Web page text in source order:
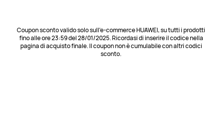
Coupon sconto valido solo sull’e-commerce HUAWEI, su tutti i prodotti
fino alle ore 23:59 del 28/01/2025. Ricordasi di inserire il codice nella
pagina di acquisto finale. Il coupon non è cumulabile con altri codici
sconto.